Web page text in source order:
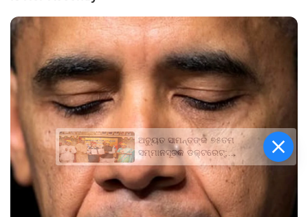
ଅଚ୍ୟୁତ ସାମନ୍ତଙ୍କ ୭୫ତମ
ସମ୍ମାନସୂଚକ ଡକ୍ଟରେଟ୍‌;
ମହାରାଜା ଗଙ୍ଗା ସିଂହ
ବିଶ୍ୱବିଦ୍ୟାଳୟ ପକ୍ଷରୁ
ସମ୍ମାନିତ